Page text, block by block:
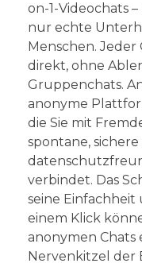
on-1-Videochats
nur echte
Menschen.
direkt, ohne
Gruppenchats.
anonyme
die Sie mit
spontane,
verbindet. Das
seine
einem Klick
anonymen
Nervenkitzel der